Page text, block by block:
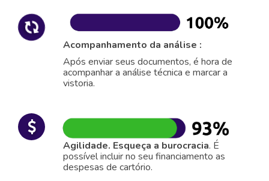
Acompanhamento da análise :
Após enviar seus documentos, é hora de
acompanhar a análise técnica e marcar a
vistoria.
Agilidade. Esqueça a burocracia. É
possível incluir no seu financiamento as
despesas de cartório.